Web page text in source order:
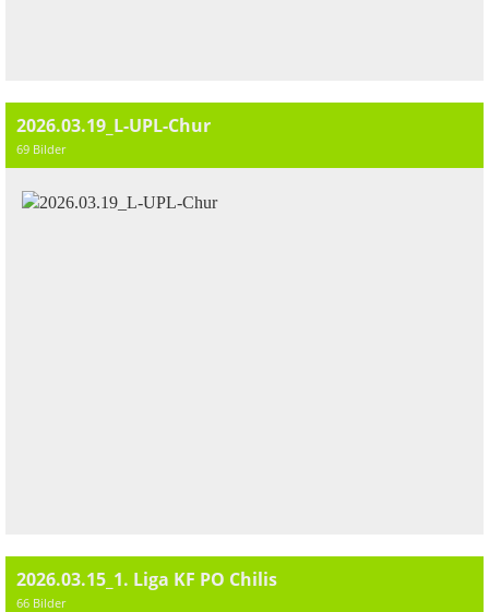
2026.03.19_L-UPL-Chur
69 Bilder
2026.03.15_1. Liga KF PO Chilis
66 Bilder